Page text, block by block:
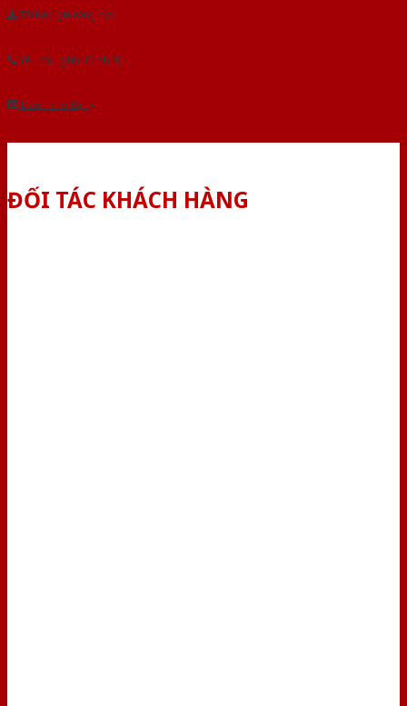
Tải báo giá tổng hợp
Yêu cầu gọi lại (3 phút)
Dành cho đại lý
ĐỐI TÁC KHÁCH HÀNG